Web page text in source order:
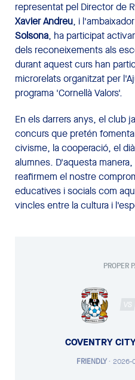
representat pel Director de
Xavier Andreu, i
Solsona, ha participat
dels reconeixements als
durant aquest curs han
microrelats organitzat per
programa 'Cornellà Valors'.
En els darrers anys, el club
concurs que pretén
civisme, la cooperació, el
alumnes. D'aquesta
reafirmem el nostre
educatives i socials com
vincles entre la cultura i
PROPER
VS
COVENTRY
FRIENDLY· 2026-